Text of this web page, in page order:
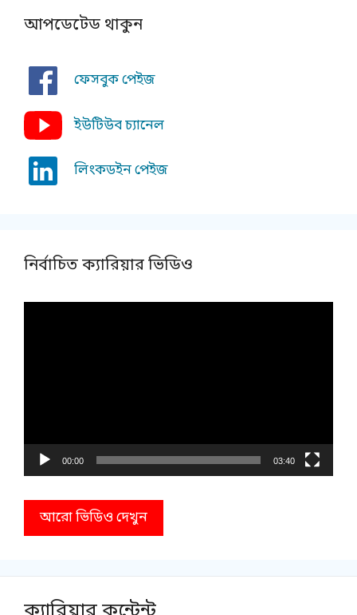
আপডেটেড থাকুন
ফেসবুক পেইজ
ইউটিউব চ্যানেল
লিংকডইন পেইজ
নির্বাচিত ক্যারিয়ার ভিডিও
00:00 03:40
আরো ভিডিও দেখুন